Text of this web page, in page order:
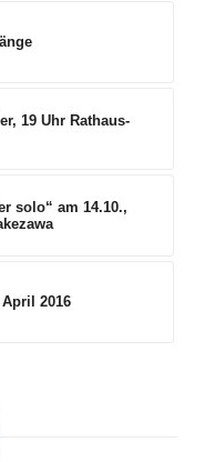
19 Uhr Rathaus-
solo“ am 14.10.,
2016